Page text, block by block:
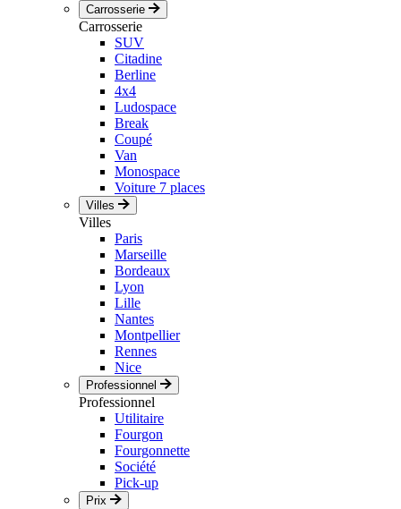
Carrosserie
Carrosserie
SUV
Citadine
Berline
4x4
Ludospace
Break
Coupé
Van
Monospace
Voiture 7 places
Villes
Villes
Paris
Marseille
Bordeaux
Lyon
Lille
Nantes
Montpellier
Rennes
Nice
Professionnel
Professionnel
Utilitaire
Fourgon
Fourgonnette
Société
Pick-up
Prix